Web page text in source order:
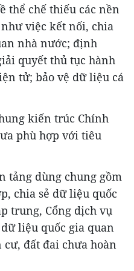
thể chế thiếu các nền
việc kết nối, chia
nhà nước; định
quyết thủ tục hành
tử; bảo vệ dữ liệu cá
kiến trúc Chính
phù hợp với tiêu
tảng dùng chung gồm
chia sẻ dữ liệu quốc
trung, Cổng dịch vụ
dữ liệu quốc gia quan
đất đai chưa hoàn